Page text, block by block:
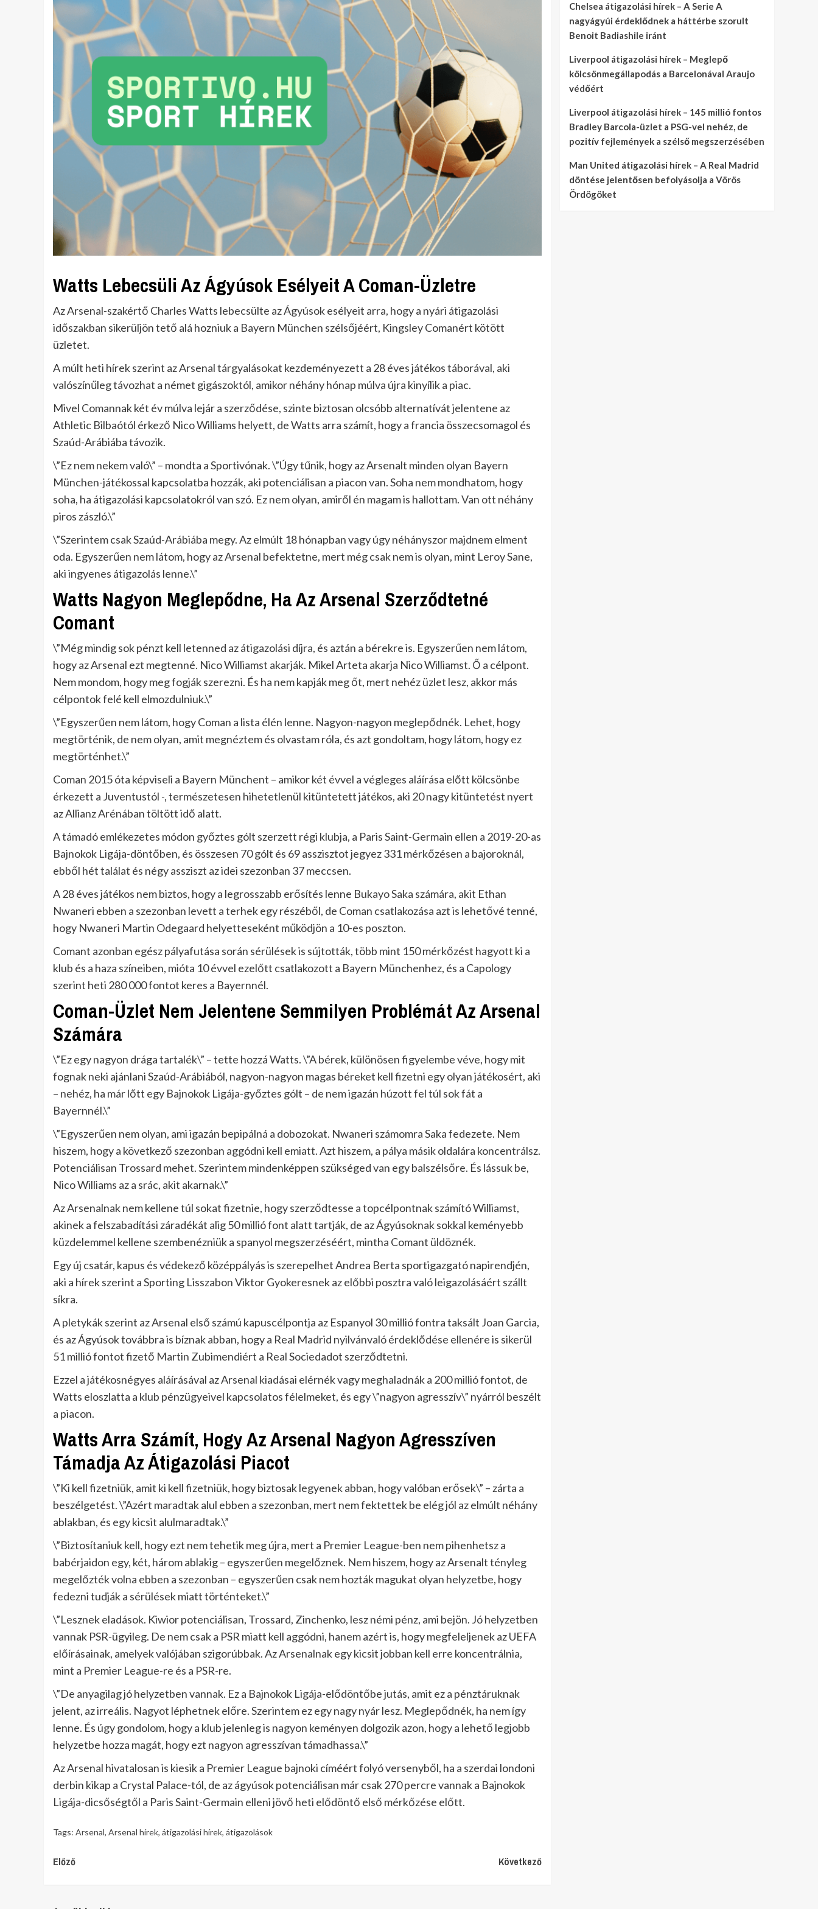
Watts Lebecsüli Az Ágyúsok Esélyeit A Coman-Üzletre
Az Arsenal-szakértő Charles Watts lebecsülte az Ágyúsok esélyeit arra, hogy a nyári átigazolási
időszakban sikerüljön tető alá hozniuk a Bayern München szélsőjéért, Kingsley Comanért kötött
üzletet.
A múlt heti hírek szerint az Arsenal tárgyalásokat kezdeményezett a 28 éves játékos táborával, aki
valószínűleg távozhat a német gigászoktól, amikor néhány hónap múlva újra kinyílik a piac.
Mivel Comannak két év múlva lejár a szerződése, szinte biztosan olcsóbb alternatívát jelentene az
Athletic Bilbaótól érkező Nico Williams helyett, de Watts arra számít, hogy a francia összecsomagol és
Szaúd-Arábiába távozik.
\”Ez nem nekem való\” – mondta a Sportivónak. \”Úgy tűnik, hogy az Arsenalt minden olyan Bayern
München-játékossal kapcsolatba hozzák, aki potenciálisan a piacon van. Soha nem mondhatom, hogy
soha, ha átigazolási kapcsolatokról van szó. Ez nem olyan, amiről én magam is hallottam. Van ott néhány
piros zászló.\”
\”Szerintem csak Szaúd-Arábiába megy. Az elmúlt 18 hónapban vagy úgy néhányszor majdnem elment
oda. Egyszerűen nem látom, hogy az Arsenal befektetne, mert még csak nem is olyan, mint Leroy Sane,
aki ingyenes átigazolás lenne.\”
Watts Nagyon Meglepődne, Ha Az Arsenal Szerződtetné
Comant
\”Még mindig sok pénzt kell letenned az átigazolási díjra, és aztán a bérekre is. Egyszerűen nem látom,
hogy az Arsenal ezt megtenné. Nico Williamst akarják. Mikel Arteta akarja Nico Williamst. Ő a célpont.
Nem mondom, hogy meg fogják szerezni. És ha nem kapják meg őt, mert nehéz üzlet lesz, akkor más
célpontok felé kell elmozdulniuk.\”
\”Egyszerűen nem látom, hogy Coman a lista élén lenne. Nagyon-nagyon meglepődnék. Lehet, hogy
megtörténik, de nem olyan, amit megnéztem és olvastam róla, és azt gondoltam, hogy látom, hogy ez
megtörténhet.\”
Coman 2015 óta képviseli a Bayern Münchent – amikor két évvel a végleges aláírása előtt kölcsönbe
érkezett a Juventustól -, természetesen hihetetlenül kitüntetett játékos, aki 20 nagy kitüntetést nyert
az Allianz Arénában töltött idő alatt.
A támadó emlékezetes módon győztes gólt szerzett régi klubja, a Paris Saint-Germain ellen a 2019-20-as
Bajnokok Ligája-döntőben, és összesen 70 gólt és 69 asszisztot jegyez 331 mérkőzésen a bajoroknál,
ebből hét találat és négy assziszt az idei szezonban 37 meccsen.
A 28 éves játékos nem biztos, hogy a legrosszabb erősítés lenne Bukayo Saka számára, akit Ethan
Nwaneri ebben a szezonban levett a terhek egy részéből, de Coman csatlakozása azt is lehetővé tenné,
hogy Nwaneri Martin Odegaard helyetteseként működjön a 10-es poszton.
Comant azonban egész pályafutása során sérülések is sújtották, több mint 150 mérkőzést hagyott ki a
klub és a haza színeiben, mióta 10 évvel ezelőtt csatlakozott a Bayern Münchenhez, és a Capology
szerint heti 280 000 fontot keres a Bayernnél.
Coman-Üzlet Nem Jelentene Semmilyen Problémát Az Arsenal
Számára
\”Ez egy nagyon drága tartalék\” – tette hozzá Watts. \”A bérek, különösen figyelembe véve, hogy mit
fognak neki ajánlani Szaúd-Arábiából, nagyon-nagyon magas béreket kell fizetni egy olyan játékosért, aki
– nehéz, ha már lőtt egy Bajnokok Ligája-győztes gólt – de nem igazán húzott fel túl sok fát a
Bayernnél.\”
\”Egyszerűen nem olyan, ami igazán bepipálná a dobozokat. Nwaneri számomra Saka fedezete. Nem
hiszem, hogy a következő szezonban aggódni kell emiatt. Azt hiszem, a pálya másik oldalára koncentrálsz.
Potenciálisan Trossard mehet. Szerintem mindenképpen szükséged van egy balszélsőre. És lássuk be,
Nico Williams az a srác, akit akarnak.\”
Az Arsenalnak nem kellene túl sokat fizetnie, hogy szerződtesse a topcélpontnak számító Williamst,
akinek a felszabadítási záradékát alig 50 millió font alatt tartják, de az Ágyúsoknak sokkal keményebb
küzdelemmel kellene szembenézniük a spanyol megszerzéséért, mintha Comant üldöznék.
Egy új csatár, kapus és védekező középpályás is szerepelhet Andrea Berta sportigazgató napirendjén,
aki a hírek szerint a Sporting Lisszabon Viktor Gyokeresnek az előbbi posztra való leigazolásáért szállt
síkra.
A pletykák szerint az Arsenal első számú kapuscélpontja az Espanyol 30 millió fontra taksált Joan Garcia,
és az Ágyúsok továbbra is bíznak abban, hogy a Real Madrid nyilvánvaló érdeklődése ellenére is sikerül
51 millió fontot fizető Martin Zubimendiért a Real Sociedadot szerződtetni.
Ezzel a játékosnégyes aláírásával az Arsenal kiadásai elérnék vagy meghaladnák a 200 millió fontot, de
Watts eloszlatta a klub pénzügyeivel kapcsolatos félelmeket, és egy \”nagyon agresszív\” nyárról beszélt
a piacon.
Watts Arra Számít, Hogy Az Arsenal Nagyon Agresszíven
Támadja Az Átigazolási Piacot
\”Ki kell fizetniük, amit ki kell fizetniük, hogy biztosak legyenek abban, hogy valóban erősek\” – zárta a
beszélgetést. \”Azért maradtak alul ebben a szezonban, mert nem fektettek be elég jól az elmúlt néhány
ablakban, és egy kicsit alulmaradtak.\”
\”Biztosítaniuk kell, hogy ezt nem tehetik meg újra, mert a Premier League-ben nem pihenhetsz a
babérjaidon egy, két, három ablakig – egyszerűen megelőznek. Nem hiszem, hogy az Arsenalt tényleg
megelőzték volna ebben a szezonban – egyszerűen csak nem hozták magukat olyan helyzetbe, hogy
fedezni tudják a sérülések miatt történteket.\”
\”Lesznek eladások. Kiwior potenciálisan, Trossard, Zinchenko, lesz némi pénz, ami bejön. Jó helyzetben
vannak PSR-ügyileg. De nem csak a PSR miatt kell aggódni, hanem azért is, hogy megfeleljenek az UEFA
előírásainak, amelyek valójában szigorúbbak. Az Arsenalnak egy kicsit jobban kell erre koncentrálnia,
mint a Premier League-re és a PSR-re.
\”De anyagilag jó helyzetben vannak. Ez a Bajnokok Ligája-elődöntőbe jutás, amit ez a pénztáruknak
jelent, az irreális. Nagyot léphetnek előre. Szerintem ez egy nagy nyár lesz. Meglepődnék, ha nem így
lenne. És úgy gondolom, hogy a klub jelenleg is nagyon keményen dolgozik azon, hogy a lehető legjobb
helyzetbe hozza magát, hogy ezt nagyon agresszívan támadhassa.\”
Az Arsenal hivatalosan is kiesik a Premier League bajnoki címéért folyó versenyből, ha a szerdai londoni
derbin kikap a Crystal Palace-tól, de az ágyúsok potenciálisan már csak 270 percre vannak a Bajnokok
Ligája-dicsőségtől a Paris Saint-Germain elleni jövő heti elődöntő első mérkőzése előtt.
Tags: Arsenal, Arsenal hírek, átigazolási hírek, átigazolások
Continue
Előző Következő
Chelsea átigazolási hírek – A Serie A
nagyágyúi érdeklődnek a háttérbe szorult
Benoit Badiashile iránt
Liverpool átigazolási hírek – Meglepő
kölcsönmegállapodás a Barcelonával Araujo
védőért
Liverpool átigazolási hírek – 145 millió fontos
Bradley Barcola-üzlet a PSG-vel nehéz, de
pozitív fejlemények a szélső megszerzésében
Man United átigazolási hírek – A Real Madrid
döntése jelentősen befolyásolja a Vörös
Ördögöket